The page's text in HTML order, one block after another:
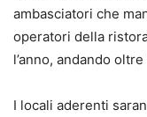
ambasciatori che
operatori della
l’anno, andando
I locali aderenti